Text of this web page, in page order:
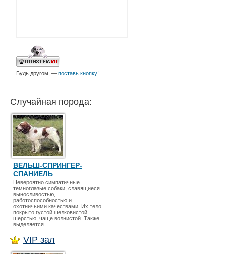
Будь другом, — поставь кнопку!
Случайная порода:
ВЕЛЬШ-СПРИНГЕР-
СПАНИЕЛЬ
Невероятно симпатичные
темноглазые собаки, славящиеся
выносливостью,
работоспособностью и
охотничьими качествами. Их тело
покрыто густой шелковистой
шерстью, чаще волнистой. Также
выделяется ...
VIP зал